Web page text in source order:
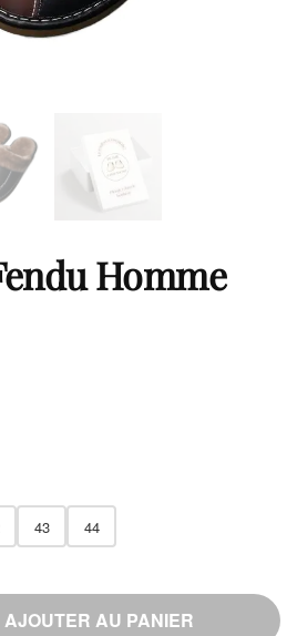
Homme
43
44
AJOUTER AU PANIER